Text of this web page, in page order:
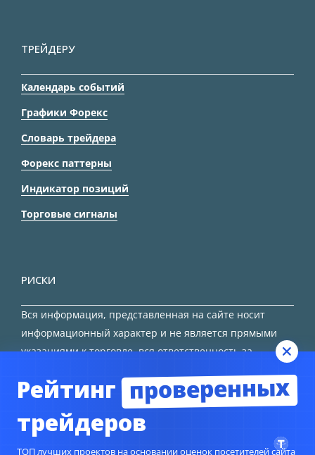
ТРЕЙДЕРУ
Календарь событий
Графики Форекс
Словарь трейдера
Форекс паттерны
Индикатор позиций
Торговые сигналы
РИСКИ
Вся информация, представленная на сайте носит
информационный характер и не является прямыми
указаниями к торговле, вся ответственность за
Рейтинг проверенных
трейдеров
ТОП лучших проектов на основании оценок посетителей сайта